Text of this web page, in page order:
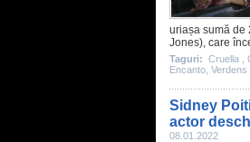
uriașa sumă de
Jones), care
Taguri: Cruella
Encanto
Sidney
actor
08.01.2022